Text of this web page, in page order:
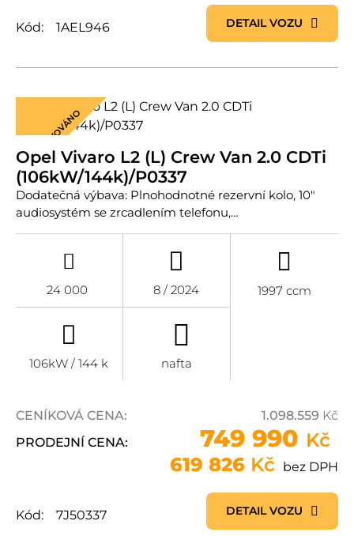
Kód: 1AEL946 DETAIL VOZU
REZERVOVÁNO
Opel Vivaro L2 (L) Crew Van 2.0 CDTi
(106kW/144k)/P0337
Dodatečná výbava: Plnohodnotné rezervní kolo, 10"
audiosystém se zrcadlením telefonu,…
24 000 8 / 2024 1997 ccm
106kW / 144 k nafta
CENÍKOVÁ CENA: 1.098.559 Kč
PRODEJNÍ CENA:
749 990 Kč
619 826 Kč bez DPH
Kód: 7J50337 DETAIL VOZU